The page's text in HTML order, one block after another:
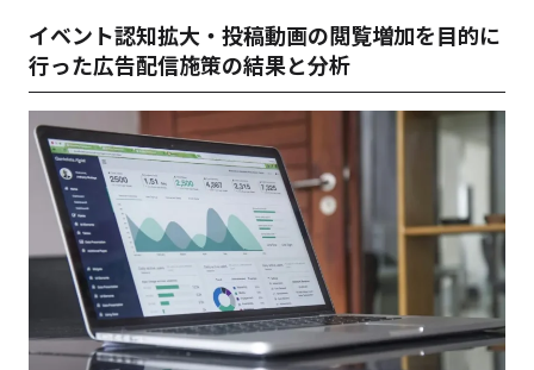
イベント認知拡大・投稿動画の閲覧増加を目的に
行った広告配信施策の結果と分析